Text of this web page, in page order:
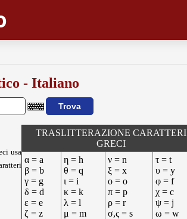
- Italiano
usa
TRASLITTERAZIONE CARATTERI
GRECI
α = a
β = b
γ = g
δ = d
ε = e
ζ = z
η = h
θ = q
ι = i
κ = k
λ = l
μ = m
ν = n
ξ = x
ο = o
π = p
ρ = r
σ,ς = s
τ = t
υ = y
φ = f
χ = c
ψ = j
ω = w